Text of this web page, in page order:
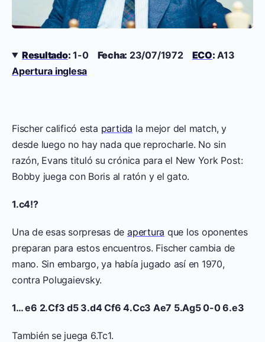
Resultado: 1-0 Fecha: 23/07/1972 ECO: A13
Apertura inglesa
Fischer calificó esta partida la mejor del match, y
desde luego no hay nada que reprocharle. No sin
razón, Evans tituló su crónica para el New York Post:
Bobby juega con Boris al ratón y el gato.
1.c4!?
Una de esas sorpresas de apertura que los oponentes
preparan para estos encuentros. Fischer cambia de
mano. Sin embargo, ya había jugado así en 1970,
contra Polugaievsky.
1… e6 2.Cf3 d5 3.d4 Cf6 4.Cc3 Ae7 5.Ag5 0-0 6.e3
También se juega 6.Tc1.